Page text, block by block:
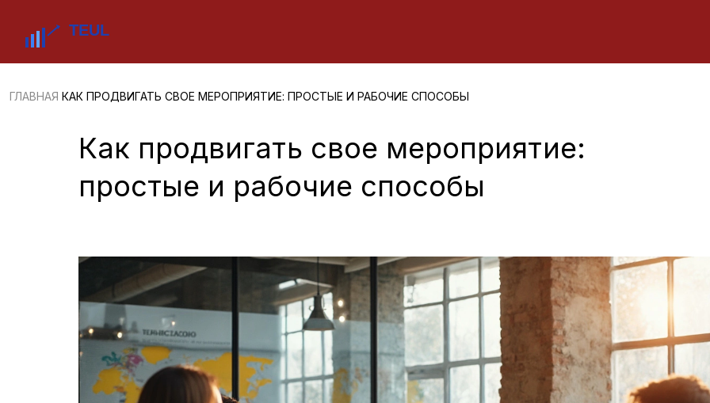
ГЛАВНАЯ КАК ПРОДВИГАТЬ СВОЕ МЕРОПРИЯТИЕ: ПРОСТЫЕ И РАБОЧИЕ СПОСОБЫ
Как продвигать свое мероприятие:
простые и рабочие способы